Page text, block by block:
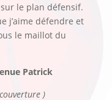
le plan défensif.
j’aime défendre et
le maillot du
Patrick
)